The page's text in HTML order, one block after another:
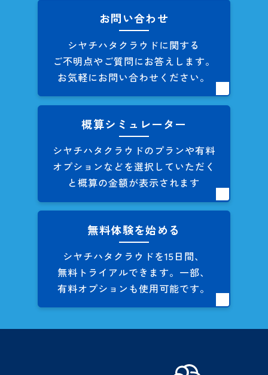
お問い合わせ
シヤチハタクラウドに関する
ご不明点やご質問にお答えします。
お気軽にお問い合わせください。
概算シミュレーター
シヤチハタクラウドのプランや有料
オプションなどを選択していただく
と概算の金額が表示されます
無料体験を始める
シヤチハタクラウドを15日間、
無料トライアルできます。 一部、
有料オプションも使用可能です。